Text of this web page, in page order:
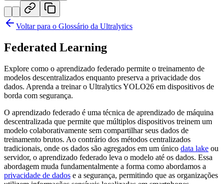
Voltar para o Glossário da Ultralytics
Federated Learning
Explore como o aprendizado federado permite o treinamento de
modelos descentralizados enquanto preserva a privacidade dos
dados. Aprenda a treinar o Ultralytics YOLO26 em dispositivos de
borda com segurança.
O aprendizado federado é uma técnica de aprendizado de máquina
descentralizada que permite que múltiplos dispositivos treinem um
modelo colaborativamente sem compartilhar seus dados de
treinamento brutos. Ao contrário dos métodos centralizados
tradicionais, onde os dados são agregados em um único data lake ou
servidor, o aprendizado federado leva o modelo até os dados. Essa
abordagem muda fundamentalmente a forma como abordamos a
privacidade de dados e a segurança, permitindo que as organizações